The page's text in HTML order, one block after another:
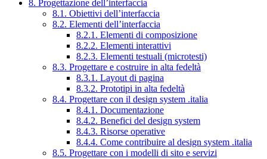
8. Progettazione dell’interfaccia
8.1. Obiettivi dell’interfaccia
8.2. Elementi dell’interfaccia
8.2.1. Elementi di composizione
8.2.2. Elementi interattivi
8.2.3. Elementi testuali (microtesti)
8.3. Progettare e costruire in alta fedeltà
8.3.1. Layout di pagina
8.3.2. Prototipi in alta fedeltà
8.4. Progettare con il design system .italia
8.4.1. Documentazione
8.4.2. Benefici del design system
8.4.3. Risorse operative
8.4.4. Come contribuire al design system .italia
8.5. Progettare con i modelli di sito e servizi